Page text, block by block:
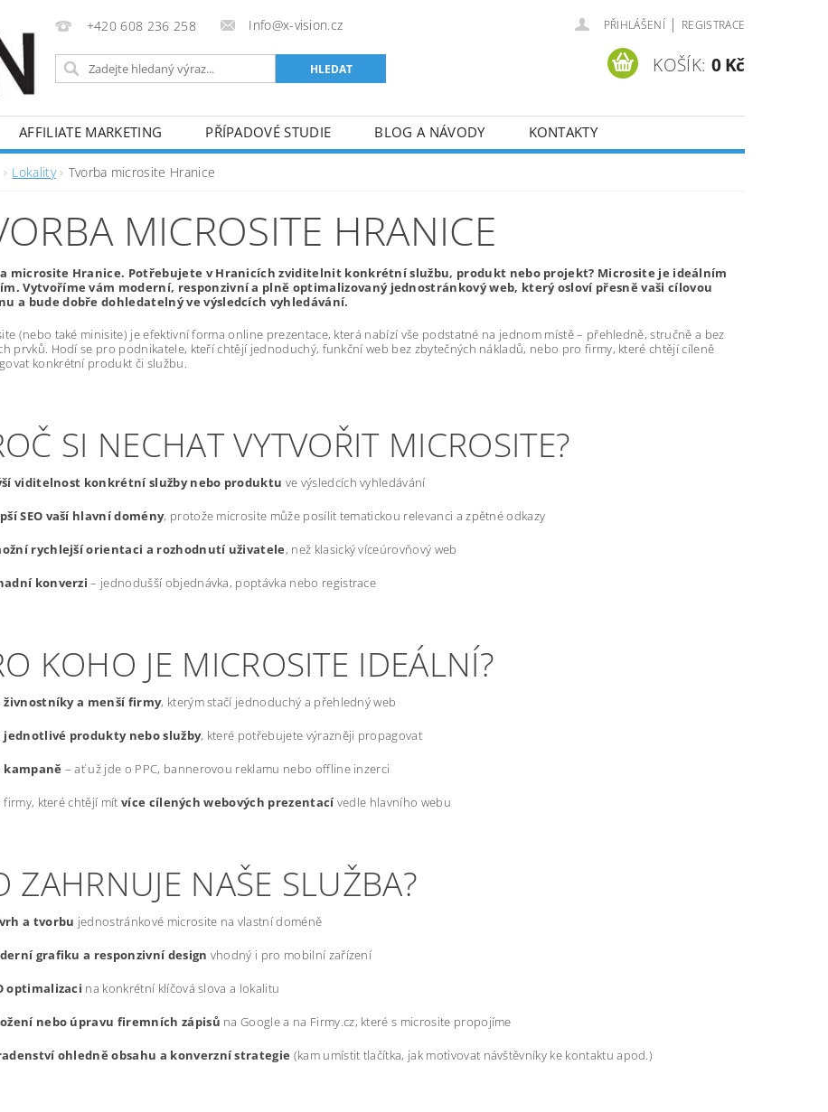
+420 608 236 258 Info@x-vision.cz PŘIHLÁŠENÍ | REGISTRACE
KOŠÍK: 0 Kč
AFFILIATE MARKETING PŘÍPADOVÉ STUDIE BLOG A NÁVODY KONTAKTY
Lokality Tvorba microsite Hranice
MICROSITE HRANICE
microsite Hranice. Potřebujete v Hranicích zviditelnit konkrétní službu, produkt nebo projekt? Microsite je ideálním
Vytvoříme vám moderní, responzivní a plně optimalizovaný jednostránkový web, který osloví přesně vaši cílovou
a bude dobře dohledatelný ve výsledcích vyhledávání.
(nebo také minisite) je efektivní forma online prezentace, která nabízí vše podstatné na jednom místě – přehledně, stručně a bez
prvků. Hodí se pro podnikatele, kteří chtějí jednoduchý, funkční web bez zbytečných nákladů, nebo pro firmy, které chtějí cíleně
konkrétní produkt či službu.
SI NECHAT VYTVOŘIT MICROSITE?
viditelnost konkrétní služby nebo produktu ve výsledcích vyhledávání
SEO vaší hlavní domény, protože microsite může posílit tematickou relevanci a zpětné odkazy
rychlejší orientaci a rozhodnutí uživatele, než klasický víceúrovňový web
konverzi – jednodušší objednávka, poptávka nebo registrace
KOHO JE MICROSITE IDEÁLNÍ?
živnostníky a menší firmy, kterým stačí jednoduchý a přehledný web
jednotlivé produkty nebo služby, které potřebujete výrazněji propagovat
kampaně – ať už jde o PPC, bannerovou reklamu nebo offline inzerci
firmy, které chtějí mít více cílených webových prezentacívedle hlavního webu
ZAHRNUJE NAŠE SLUŽBA?
a tvorbu jednostránkové microsite na vlastní doméně
grafiku a responzivní design vhodný i pro mobilní zařízení
optimalizaci na konkrétní klíčová slova a lokalitu
nebo úpravu firemních zápisů na Google a na Firmy.cz, které s microsite propojíme
ohledně obsahu a konverzní strategie (kam umístit tlačítka, jak motivovat návštěvníky ke kontaktu apod.)